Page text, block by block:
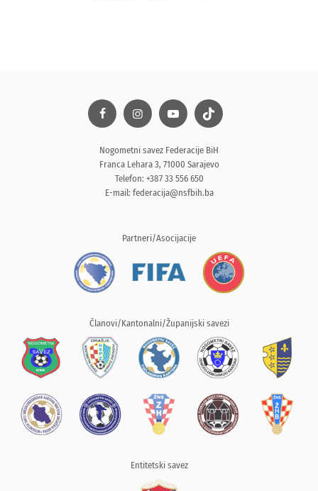
Nogometni savez Federacije BiH
Franca Lehara 3, 71000 Sarajevo
Telefon: +387 33 556 650
E-mail: federacija@nsfbih.ba
Partneri/Asocijacije
Članovi/Kantonalni/Županijski savezi
Entitetski savez